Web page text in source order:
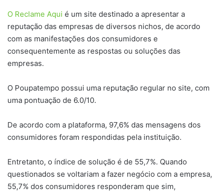
O Reclame Aqui é um site destinado a apresentar a
reputação das empresas de diversos nichos, de acordo
com as manifestações dos consumidores e
consequentemente as respostas ou soluções das
empresas.
O Poupatempo possui uma reputação regular no site, com
uma pontuação de 6.0/10.
De acordo com a plataforma, 97,6% das mensagens dos
consumidores foram respondidas pela instituição.
Entretanto, o índice de solução é de 55,7%. Quando
questionados se voltariam a fazer negócio com a empresa,
55,7% dos consumidores responderam que sim,